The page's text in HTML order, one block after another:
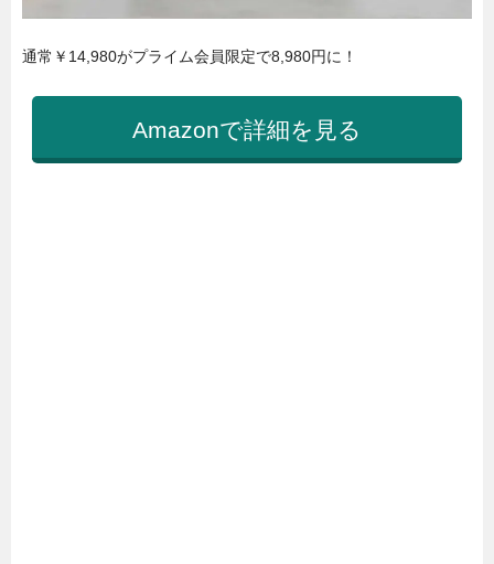
通常￥14,980がプライム会員限定で8,980円に！
Amazonで詳細を見る